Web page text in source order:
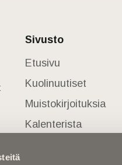
Sivusto
Etusivu
Kuolinuutiset
Muistokirjoituksia
Kalenterista